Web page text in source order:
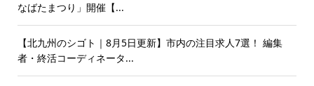
なばたまつり」開催【...
【北九州のシゴト｜8月5日更新】市内の注目求人7選！ 編集
者・終活コーディネータ...